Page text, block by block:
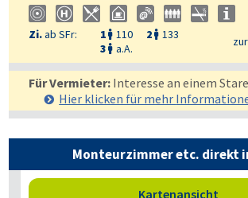
Zi.ab SFr: 1  110 2  133
3  a.A.
Für Vermieter: Interesse an einem
Hier klicken für mehr
Monteurzimmer etc. direkt
Kartenansicht